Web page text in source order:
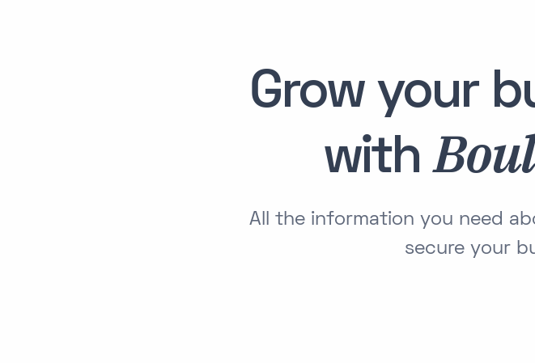
Grow your
with
All the information you need
secure your